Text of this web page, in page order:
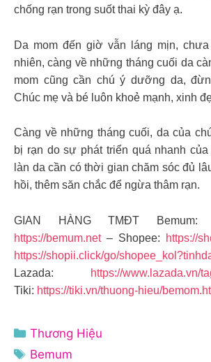
chống rạn trong suốt thai kỳ đây ạ.
Da mom đến giờ vẫn láng mịn,
nhiên, càng về những tháng cuối da
mom cũng cần chú ý dưỡng da,
Chúc mẹ và bé luôn khoẻ mạnh, xinh
Càng về những tháng cuối, da của
bị rạn do sự phát triển quá nhanh
làn da cần có thời gian chăm sóc đủ
hồi, thêm săn chắc để ngừa thâm rạn.
GIAN HÀNG TMĐT
https://bemum.net– Shopee:
https://
https://shopii.click/go/
Lazada:
https://www.lazada.vn/
Tiki: https://tiki.vn/thuong-hieu/
Danh
mục
Thương Hiệu
Thẻ
Bemum